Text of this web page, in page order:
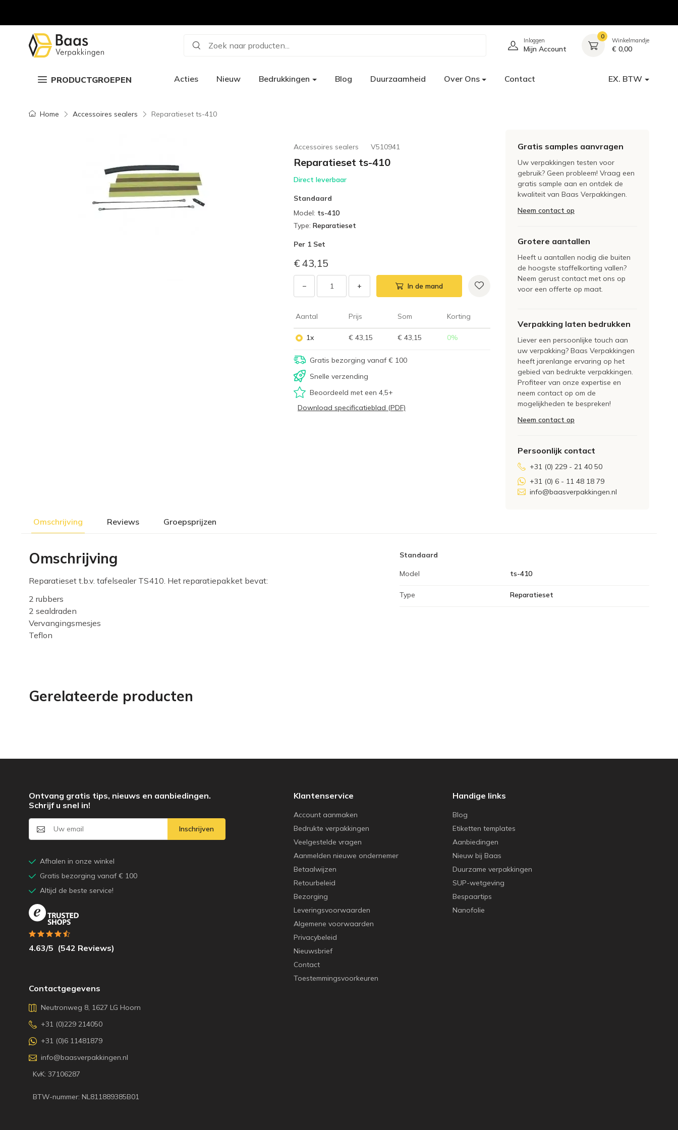
Zoek naar producten... Inloggen
Mijn Account
0
Winkelmandje
€ 0,00
PRODUCTGROEPEN Acties Nieuw Bedrukkingen Blog Duurzaamheid Over Ons Contact EX. BTW
Home Accessoires sealers Reparatieset ts-410
Accessoires sealers V510941
Reparatieset ts-410
Direct leverbaar
Standaard
Model: ts-410
Type: Reparatieset
Per 1 Set
€ 43,15
− + In de mand
Aantal Prijs Som Korting
1x € 43,15 € 43,15 0%
Gratis bezorging vanaf € 100
Snelle verzending
Beoordeeld met een 4,5+
Download specificatieblad (PDF)
Gratis samples aanvragen
Uw verpakkingen testen voor
gebruik? Geen probleem! Vraag een
gratis sample aan en ontdek de
kwaliteit van Baas Verpakkingen.
Neem contact op
Grotere aantallen
Heeft u aantallen nodig die buiten
de hoogste staffelkorting vallen?
Neem gerust contact met ons op
voor een offerte op maat.
Verpakking laten bedrukken
Liever een persoonlijke touch aan
uw verpakking? Baas Verpakkingen
heeft jarenlange ervaring op het
gebied van bedrukte verpakkingen.
Profiteer van onze expertise en
neem contact op om de
mogelijkheden te bespreken!
Neem contact op
Persoonlijk contact
+31 (0) 229 - 21 40 50
+31 (0) 6 - 11 48 18 79
info@baasverpakkingen.nl
Omschrijving Reviews Groepsprijzen
Omschrijving
Reparatieset t.b.v. tafelsealer TS410. Het reparatiepakket bevat:
2 rubbers
2 sealdraden
Vervangingsmesjes
Teflon
Standaard
Model ts-410
Type Reparatieset
Gerelateerde producten
Klantenservice
Account aanmaken
Bedrukte verpakkingen
Veelgestelde vragen
Aanmelden nieuwe ondernemer
Betaalwijzen
Retourbeleid
Bezorging
Leveringsvoorwaarden
Algemene voorwaarden
Privacybeleid
Nieuwsbrief
Contact
Toestemmingsvoorkeuren
Handige links
Blog
Etiketten templates
Aanbiedingen
Nieuw bij Baas
Duurzame verpakkingen
SUP-wetgeving
Bespaartips
Nanofolie
Contactgegevens
Neutronweg 8, 1627 LG Hoorn
+31 (0)229 214050
+31 (0)6 11481879
info@baasverpakkingen.nl
KvK: 37106287
BTW-nummer: NL811889385B01
Ontvang gratis tips, nieuws en aanbiedingen.
Schrijf u snel in!
Inschrijven
Afhalen in onze winkel
Gratis bezorging vanaf € 100
Altijd de beste service!
4.63/5 (542 Reviews)